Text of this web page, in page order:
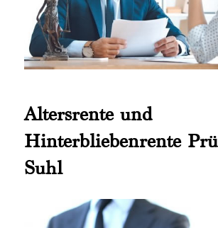
Altersrente und
Hinterbliebenrente
Suhl